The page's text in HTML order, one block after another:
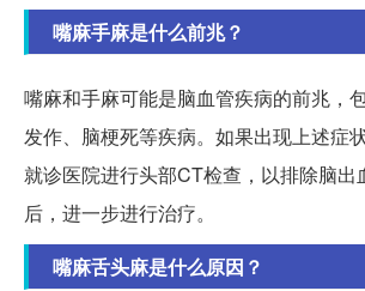
嘴麻手麻是什么前兆？
嘴麻和手麻可能是脑血管疾病的前兆，
发作、脑梗死等疾病。如果出现上述症
就诊医院进行头部CT检查，以排除脑出
后，进一步进行治疗。
嘴麻舌头麻是什么原因？